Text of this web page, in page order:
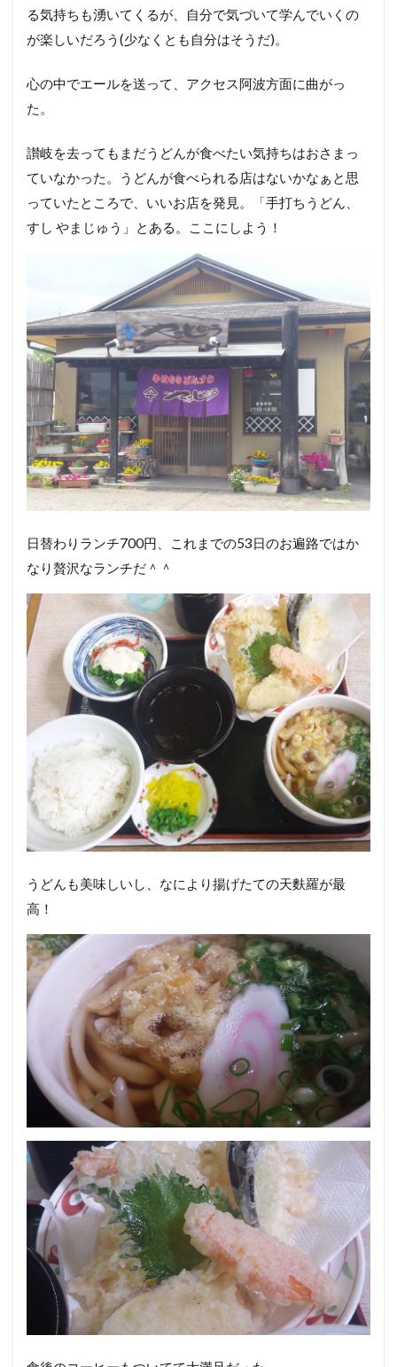
る気持ちも湧いてくるが、自分で気づいて学んでいくの
が楽しいだろう(少なくとも自分はそうだ)。
心の中でエールを送って、アクセス阿波方面に曲がっ
た。
讃岐を去ってもまだうどんが食べたい気持ちはおさまっ
ていなかった。うどんが食べられる店はないかなぁと思
っていたところで、いいお店を発見。「手打ちうどん、
すし やまじゅう」とある。ここにしよう！
日替わりランチ700円、これまでの53日のお遍路ではか
なり贅沢なランチだ＾＾
うどんも美味しいし、なにより揚げたての天麩羅が最
高！